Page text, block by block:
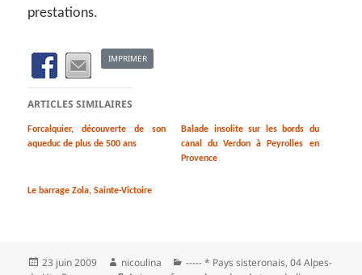
prestations.
IMPRIMER
ARTICLES SIMILAIRES
Forcalquier, découverte de son
aqueduc de plus de 500 ans
Balade insolite sur les bords du
canal du Verdon à Peyrolles en
Provence
Le barrage Zola, Sainte-Victoire
Publié
le
23 juin 2009 Auteur
nicoulina Catégories
----- * Pays sisteronais,04 Alpes-